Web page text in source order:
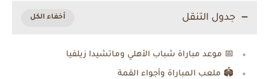
جدول التنقل
📅 موعد مباراة شباب الأهلي وماتشيدا زيلفيا
🏟️ ملعب المباراة وأجواء القمة